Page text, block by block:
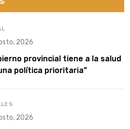
2026
provincial tiene a la salud
política prioritaria”
2026